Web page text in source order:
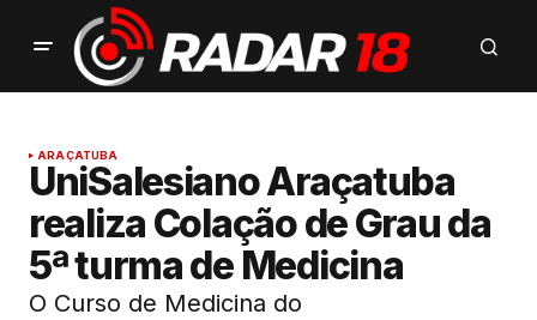
ARAÇATUBA
UniSalesiano Araçatuba
realiza Colação de Grau da
5ª turma de Medicina
O Curso de Medicina do